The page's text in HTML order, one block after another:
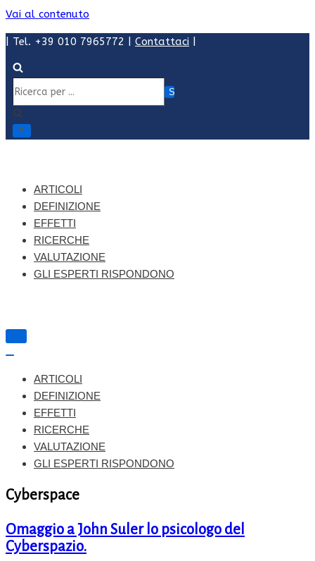
Vai al contenuto
| Tel. +39 010 7965772 | Contattaci
Ricerca
per
...
ARTICOLI
DEFINIZIONE
EFFETTI
RICERCHE
VALUTAZIONE
GLI ESPERTI RISPONDONO
Navigazione
ARTICOLI
DEFINIZIONE
EFFETTI
RICERCHE
VALUTAZIONE
GLI ESPERTI RISPONDONO
Cyberspace
Omaggio a John Suler lo psicologo del
Cyberspazio.